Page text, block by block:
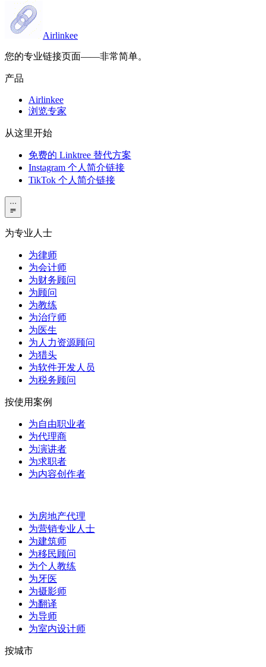
Airlinkee
您的专业链接页面——非常简单。
产品
Airlinkee
浏览专家
从这里开始
免费的 Linktree 替代方案
Instagram 个人简介链接
TikTok 个人简介链接
···
为专业人士
为律师
为会计师
为财务顾问
为顾问
为教练
为治疗师
为医生
为人力资源顾问
为猎头
为软件开发人员
为税务顾问
按使用案例
为自由职业者
为代理商
为演讲者
为求职者
为内容创作者
为房地产代理
为营销专业人士
为建筑师
为移民顾问
为个人教练
为牙医
为摄影师
为翻译
为导师
为室内设计师
按城市